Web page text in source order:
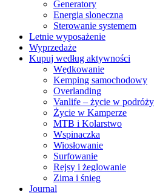
Generatory
Energia sloneczna
Sterowanie systemem
Letnie wyposażenie
Wyprzedaże
Kupuj według aktywności
Wędkowanie
Kemping samochodowy
Overlanding
Vanlife – życie w podróży
Życie w Kamperze
MTB i Kolarstwo
Wspinaczka
Wiosłowanie
Surfowanie
Rejsy i żeglowanie
Zima i śnieg
Journal